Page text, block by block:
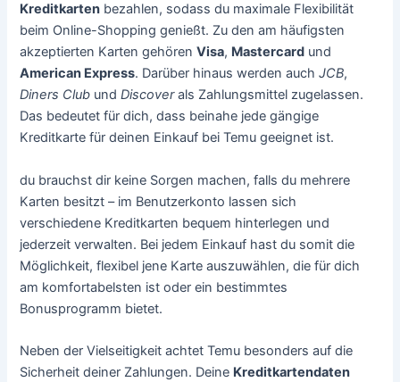
Kreditkarten bezahlen, sodass du maximale Flexibilität
beim Online-Shopping genießt. Zu den am häufigsten
akzeptierten Karten gehörenVisa, Mastercard und
American Express. Darüber hinaus werden auchJCB,
Diners Club undDiscoverals Zahlungsmittel zugelassen.
Das bedeutet für dich, dass beinahe jede gängige
Kreditkarte für deinen Einkauf bei Temu geeignet ist.
du brauchst dir keine Sorgen machen, falls du mehrere
Karten besitzt – im Benutzerkonto lassen sich
verschiedene Kreditkarten bequem hinterlegen und
jederzeit verwalten. Bei jedem Einkauf hast du somit die
Möglichkeit, flexibel jene Karte auszuwählen, die für dich
am komfortabelsten ist oder ein bestimmtes
Bonusprogramm bietet.
Neben der Vielseitigkeit achtet Temu besonders auf die
Sicherheit deiner Zahlungen. Deine Kreditkartendaten